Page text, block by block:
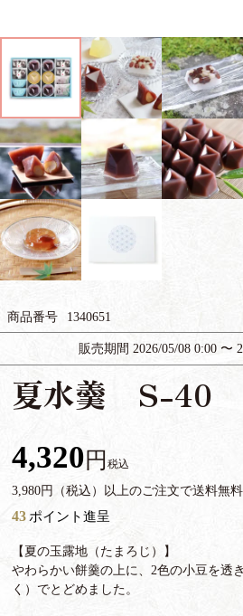
商品番号 1340651
販売期間 2026/05/08 0:00 〜
夏水羹 S-40
4,320 税込
3,980円（税込）以上のご注文で送料無料
43 ポイント進呈
【夏の玉露地（たまろじ）】
やわらかい餅羹の上に、2色の小豆を透
く）でとどめました。